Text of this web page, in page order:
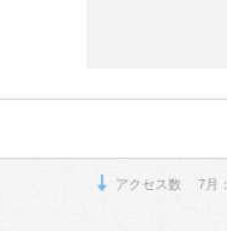
アクセス数 7月：